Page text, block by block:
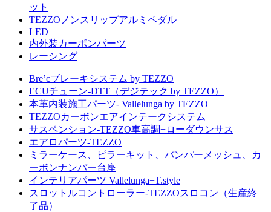
ット
TEZZOノンスリップアルミペダル
LED
内外装カーボンパーツ
レーシング
Bre’cブレーキシステム by TEZZO
ECUチューン-DTT（デジテック by TEZZO）
本革内装施工パーツ- Vallelunga by TEZZO
TEZZOカーボンエアインテークシステム
サスペンション-TEZZO車高調+ローダウンサス
エアロパーツ-TEZZO
ミラーケース、ピラーキット、バンパーメッシュ、カ
ーボンナンバー台座
インテリアパーツ Vallelunga+T.style
スロットルコントローラー-TEZZOスロコン（生産終
了品）